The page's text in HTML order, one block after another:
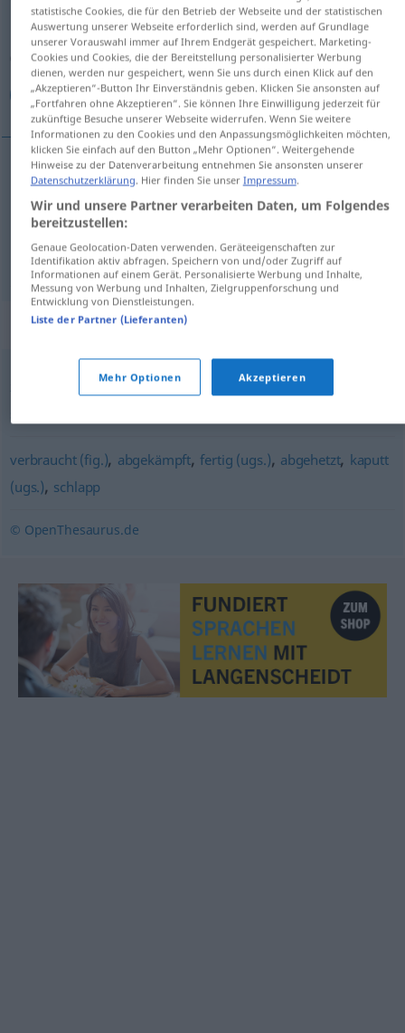
Übersicht aller Übersetzungen
(Für mehr Details die Übersetzung anklicken/antippen)
منهوك القوى, مضنى
منهوك القوى [manˈhuːk al-quwaː]
(entkräftet)
مضنى[muđnan/aː] erschöpft(entkräftet)
Synonyme für "erschöpft"
(wie) erschlagen (ugs.) ,hinüber,kaputt
verbraucht (fig.), abgekämpft,fertig (ugs.), abgehetzt, kaputt
(ugs.), schlapp
© OpenThesaurus.de
statistische Cookies, die für den Betrieb der Webseite und der statistischen
Auswertung unserer Webseite erforderlich sind, werden auf Grundlage
unserer Vorauswahl immer auf Ihrem Endgerät gespeichert. Marketing-
Cookies und Cookies, die der Bereitstellung personalisierter Werbung
dienen, werden nur gespeichert, wenn Sie uns durch einen Klick auf den
„Akzeptieren“-Button Ihr Einverständnis geben. Klicken Sie ansonsten auf
„Fortfahren ohne Akzeptieren“. Sie können Ihre Einwilligung jederzeit für
zukünftige Besuche unserer Webseite widerrufen. Wenn Sie weitere
Informationen zu den Cookies und den Anpassungsmöglichkeiten möchten,
klicken Sie einfach auf den Button „Mehr Optionen“. Weitergehende
Hinweise zu der Datenverarbeitung entnehmen Sie ansonsten unserer
Datenschutzerklärung. Hier finden Sie unser Impressum.
Wir und unsere Partner verarbeiten Daten, um Folgendes
bereitzustellen:
Genaue Geolocation-Daten verwenden. Geräteeigenschaften zur
Identifikation aktiv abfragen. Speichern von und/oder Zugriff auf
Informationen auf einem Gerät. Personalisierte Werbung und Inhalte,
Messung von Werbung und Inhalten, Zielgruppenforschung und
Entwicklung von Dienstleistungen.
Liste der Partner (Lieferanten)
Mehr Optionen Akzeptieren